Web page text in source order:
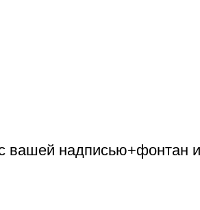
вашей надписью+фонтан